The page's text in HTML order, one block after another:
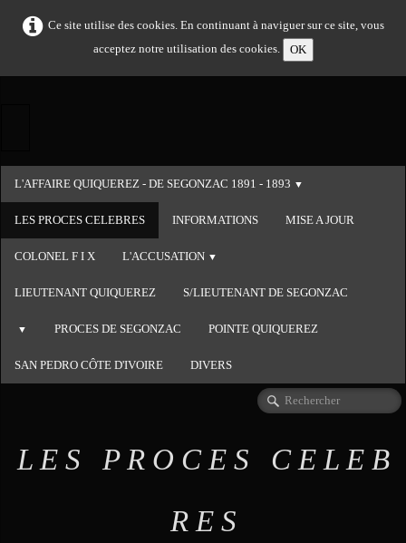
Ce site utilise des cookies. En continuant à naviguer sur ce site, vous
acceptez notre utilisation des cookies.
OK
L'AFFAIRE QUIQUEREZ - DE SEGONZAC 1891 - 1893 ▼
LES PROCES CELEBRES INFORMATIONS MISE A JOUR
COLONEL F I X L'ACCUSATION ▼
LIEUTENANT QUIQUEREZ S/LIEUTENANT DE SEGONZAC
▼ PROCES DE SEGONZAC POINTE QUIQUEREZ
SAN PEDRO CÔTE D'IVOIRE DIVERS
L E S P R O C E S C E L E B
R E S